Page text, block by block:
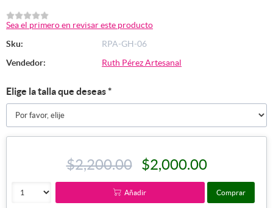
Sea el primero en revisar este producto
Sku:
RPA-GH-06
Vendedor:
Ruth Pérez Artesanal
Elige la talla que deseas*
$2,200.00 $2,000.00
Añadir Comprar